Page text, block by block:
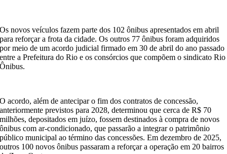
Os novos veículos fazem parte dos 102 ônibus apresentados em abril
para reforçar a frota da cidade. Os outros 77 ônibus foram adquiridos
por meio de um acordo judicial firmado em 30 de abril do ano passado
entre a Prefeitura do Rio e os consórcios que compõem o sindicato Rio
Ônibus.
O acordo, além de antecipar o fim dos contratos de concessão,
anteriormente previstos para 2028, determinou que cerca de R$ 70
milhões, depositados em juízo, fossem destinados à compra de novos
ônibus com ar-condicionado, que passarão a integrar o patrimônio
público municipal ao término das concessões. Em dezembro de 2025,
outros 100 novos ônibus passaram a reforçar a operação em 20 bairros